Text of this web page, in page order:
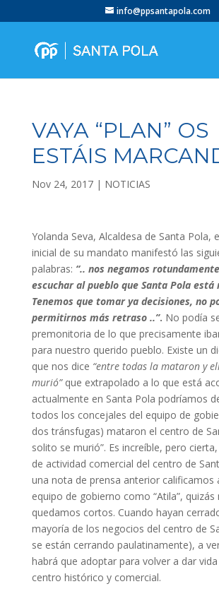
info@ppsantapola.com
VAYA “PLAN” OS
ESTÁIS
Nov 24, 2017| NOTICIAS
Yolanda Seva, Alcaldesa de Santa Pola,
inicial de su mandato manifestó las
palabras: “.. nos negamos
escuchar al pueblo que Santa Pola está
Tenemos que tomar ya decisiones, no
permitirnos más retraso ..”. No podía
premonitoria de lo que precisamente
para nuestro querido pueblo. Existe un
que nos dice “entre todas la mataron y
murió”que extrapolado a lo que está
actualmente en Santa Pola podríamos
todos los concejales del equipo de
dos tránsfugas) mataron el centro de
solito se murió”. Es increíble, pero
de actividad comercial del centro de
una nota de prensa anterior calificamos
equipo de gobierno como “Atila”, quizás
quedamos cortos. Cuando hayan
mayoría de los negocios del centro de
se están cerrando paulatinamente), a
habrá que adoptar para volver a dar
centro histórico y comercial.